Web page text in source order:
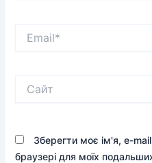
Зберегти моє ім'я, e-
браузері для моїх